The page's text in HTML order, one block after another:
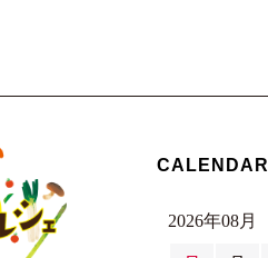
CALENDAR
2026年08月